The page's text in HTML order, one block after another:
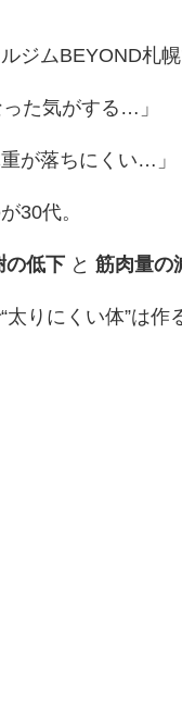
ジムBEYOND札幌
た気がする…」
が落ちにくい…」
30代。
の低下と 筋肉量の
りにくい体”は作